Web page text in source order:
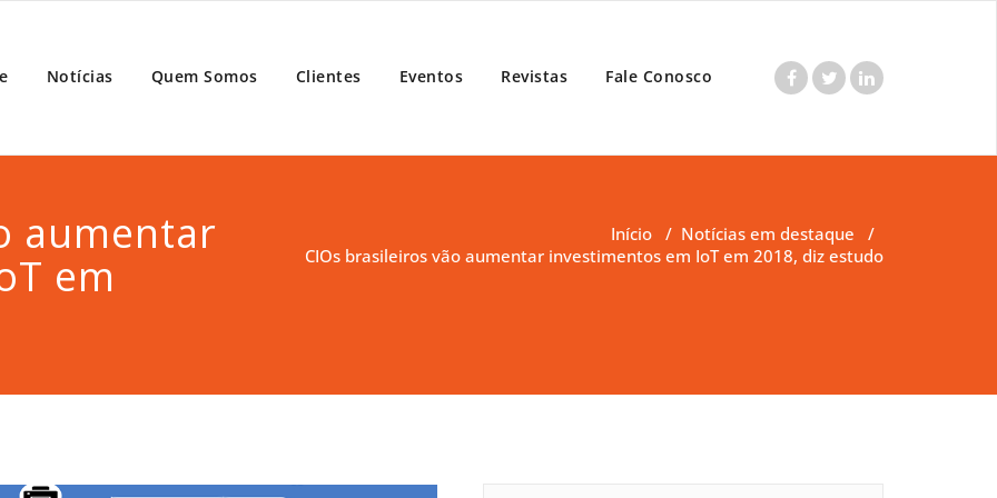
Notícias Quem Somos Clientes Eventos Revistas Fale Conosco
aumentar
em
Início / Notícias em destaque /
CIOs brasileiros vão aumentar investimentos em IoT em 2018, diz estudo